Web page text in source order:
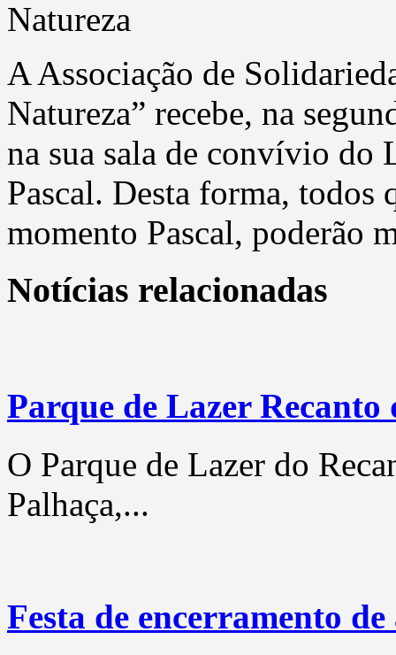
A Associação de
Natureza” recebe, na
na sua sala de convívio do
Pascal. Desta forma, todos
momento Pascal, poderão
Notícias relacionadas
Parque de Lazer
O Parque de Lazer do
Palhaça,...
Festa de encerramento